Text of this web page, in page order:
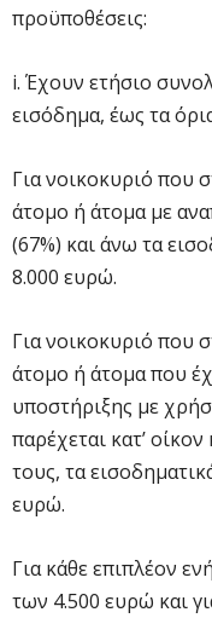
προϋποθέσεις:
i. Έχουν ετήσιο
εισόδημα, έως τα
Για νοικοκυριό που
άτομο ή άτομα με
(67%) και άνω τα
8.000 ευρώ.
Για νοικοκυριό που
άτομο ή άτομα που
υποστήριξης με
παρέχεται κατ’
τους, τα
ευρώ.
Για κάθε επιπλέον
των 4.500 ευρώ και